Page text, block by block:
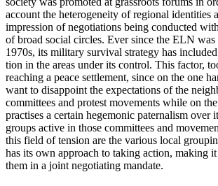
account the heterogeneity of regional identities
impression of negotiations being conducted
of broad social circles. Ever since the ELN was
1970s, its military survival strategy has
tion in the areas under its control. This fac­tor,
reaching a peace settlement, since on the one
want to disappoint the expectations of the
committees and protest movements while on
practises a certain hegemonic paternal­ism over
groups active in those committees and
this field of tension are the various local
has its own approach to taking action, making
them in a joint nego­tiating mandate.